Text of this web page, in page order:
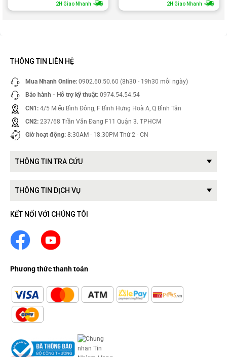
2H Giao Nhanh 2H Giao Nhanh
THÔNG TIN LIÊN HỆ
Mua Nhanh Online: 0902.60.50.60 (8h30 - 19h30 mỗi ngày)
Bảo hành - Hỗ trợ kỹ thuật: 0974.54.54.54
CN1: 4/5 Miếu Bình Đông, F Bình Hưng Hoà A, Q Bình Tân
CN2: 237/68 Trần Văn Đang F11 Quận 3. TPHCM
Giờ hoạt động: 8:30AM - 18:30PM Thứ 2 - CN
THÔNG TIN TRA CỨU
THÔNG TIN DỊCH VỤ
KẾT NỐI VỚI CHÚNG TÔI
Phương thức thanh toán